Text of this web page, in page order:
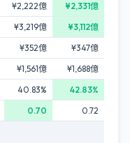
¥2,222億
¥2,331億
¥3,219億
¥3,112億
¥352億
¥347億
¥1,561億
¥1,688億
40.83%
42.83%
0.70 0.72